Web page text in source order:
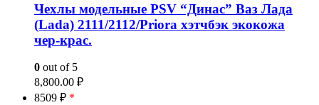
Чехлы модельные PSV “Динас” Ваз Лада
(Lada) 2111/2112/Priora хэтчбэк экокожа
чер-крас.
0 out of 5
8,800.00 ₽
8509 ₽ *